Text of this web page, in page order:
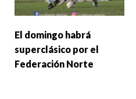
El domingo habrá
superclásico por el
Federación Norte